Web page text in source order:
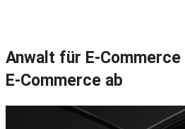
Anwalt für E-
E-Commerce ab